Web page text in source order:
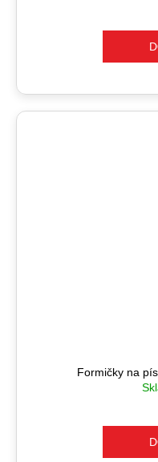
Formičky na